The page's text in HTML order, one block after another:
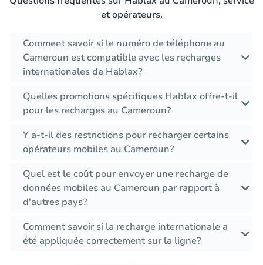
et opérateurs.
Comment savoir si le numéro de téléphone au
Cameroun est compatible avec les recharges
internationales de Hablax?
Quelles promotions spécifiques Hablax offre-t-il
pour les recharges au Cameroun?
Y a-t-il des restrictions pour recharger certains
opérateurs mobiles au Cameroun?
Quel est le coût pour envoyer une recharge de
données mobiles au Cameroun par rapport à
d'autres pays?
Comment savoir si la recharge internationale a
été appliquée correctement sur la ligne?